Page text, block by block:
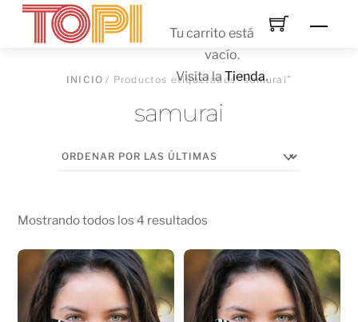
Skip
Tu carrito está
vacío.
Visita laTienda.
INICIO / Productos etiquetados “samurai”
samurai
Mostrando todos los 4 resultados